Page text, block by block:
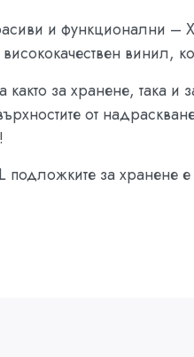
и функционални –
висококачествен винил,
за хранене, така и
от
подложките за хранене